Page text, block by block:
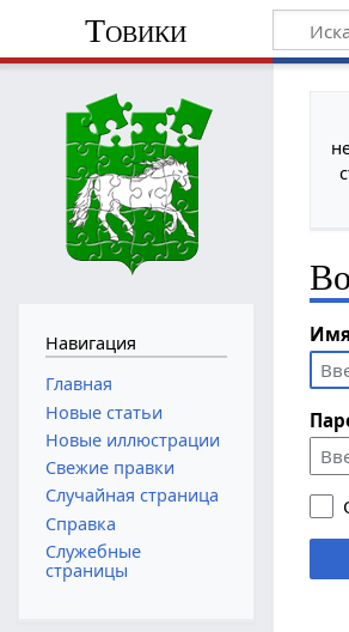
Товики
Навигация
Главная
Новые статьи
Новые иллюстрации
Свежие правки
Случайная страница
Справка
Служебные
страницы